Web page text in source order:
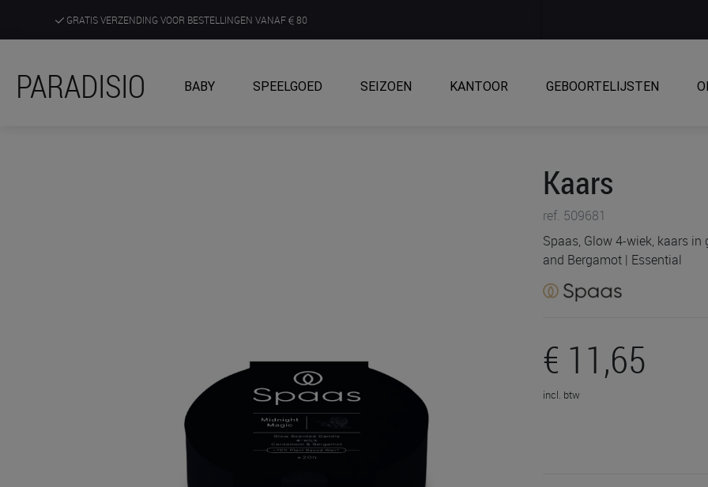
GRATIS VERZENDING VOOR BESTELLINGEN VANAF 80
ONTDEK, BELEEF EN KRIJG ADVIES IN ONZE WINKELS
PARADISIO BABY SPEELGOED SEIZOEN KANTOOR GEBOORTELIJSTEN
Kaars
ref. 509681
Spaas, Glow 4-wiek, kaars
and Bergamot | Essential
€ 11,65
incl. btw